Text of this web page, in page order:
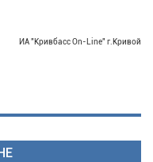
г.Кривой